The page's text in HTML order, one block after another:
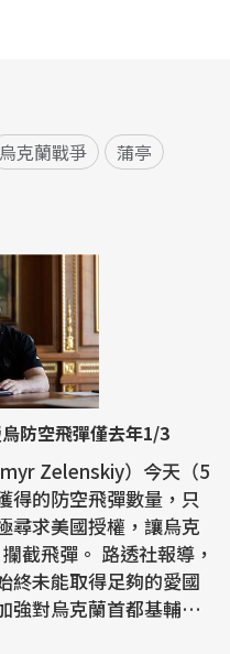
烏克蘭戰爭
蒲亭
防空飛彈僅去年1/3
Zelenskiy）今天（5
得的防空飛彈數量，只
尋求美國授權，讓烏克
透社報導，
終未能取得足夠的愛國
強對烏克蘭首都基輔和